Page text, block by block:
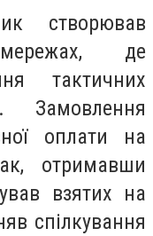
створював
де
тактичних
Замовлення
оплати на
отримавши
взятих на
спілкування